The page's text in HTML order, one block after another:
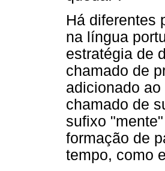
Há diferentes
na língua
estratégia de
chamado de
adicionado
chamado de
sufixo
formação de
tempo, como